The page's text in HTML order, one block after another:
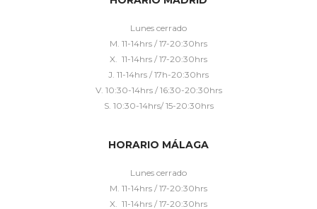
Lunes cerrado
M. 11-14hrs / 17-20:30hrs
X. 11-14hrs / 17-20:30hrs
J. 11-14hrs / 17h-20:30hrs
V. 10:30-14hrs / 16:30-20:30hrs
S. 10:30-14hrs/ 15-20:30hrs
HORARIO MÁLAGA
Lunes cerrado
M. 11-14hrs / 17-20:30hrs
X. 11-14hrs / 17-20:30hrs